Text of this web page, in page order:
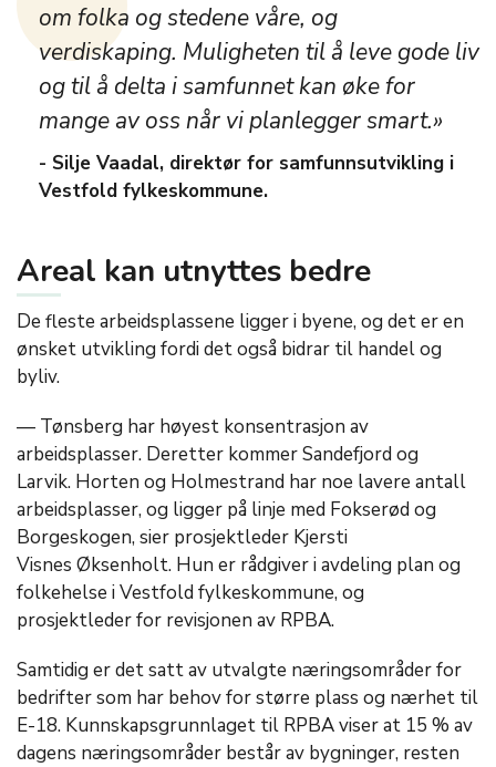
om folka og stedene våre, og
verdiskaping. Muligheten til å leve gode liv
og til å delta i samfunnet kan øke for
mange av oss når vi planlegger smart.»
- Silje Vaadal, direktør for samfunnsutvikling i
Vestfold fylkeskommune.
Areal kan utnyttes bedre
De fleste arbeidsplassene ligger i byene, og det er en
ønsket utvikling fordi det også bidrar til handel og
byliv.
— Tønsberg har høyest konsentrasjon av
arbeidsplasser. Deretter kommer Sandefjord og
Larvik. Horten og Holmestrand har noe lavere antall
arbeidsplasser, og ligger på linje med Fokserød og
Borgeskogen, sier prosjektleder Kjersti
Visnes Øksenholt. Hun er rådgiver i avdeling plan og
folkehelse i Vestfold fylkeskommune, og
prosjektleder for revisjonen av RPBA.
Samtidig er det satt av utvalgte næringsområder for
bedrifter som har behov for større plass og nærhet til
E-18. Kunnskapsgrunnlaget til RPBA viser at 15 % av
dagens næringsområder består av bygninger, resten